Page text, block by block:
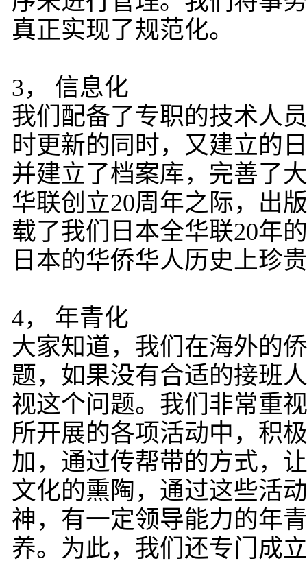
真正实现了规范化。
3， 信息化
我们配备了专职的技术人
时更新的同时，又建立的
并建立了档案库，完善了
华联创立20周年之际，出
载了我们日本全华联20年
日本的华侨华人历史上珍
4， 年青化
大家知道，我们在海外的
题，如果没有合适的接班
视这个问题。我们非常重
所开展的各项活动中，积
加，通过传帮带的方式，
文化的熏陶，通过这些活
神，有一定领导能力的年
养。为此，我们还专门成